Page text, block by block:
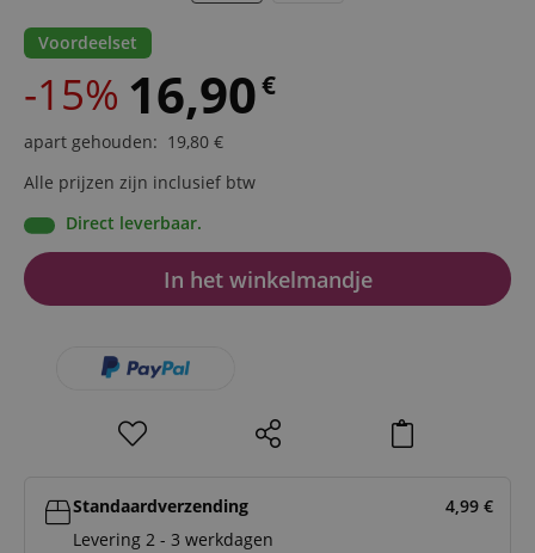
Voordeelset
-15% 16,90€
apart gehouden: 19,80 €
Alle prijzen zijn inclusief btw
Direct leverbaar.
In het winkelmandje
Standaardverzending 4,99 €
Levering 2 - 3 werkdagen